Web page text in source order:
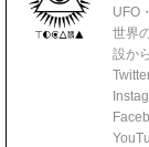
UFO
世界
設か